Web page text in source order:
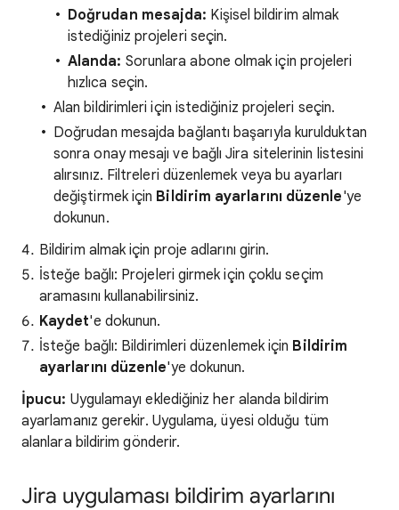
Doğrudan mesajda: Kişisel bildirim almak
istediğiniz projeleri seçin.
Alanda: Sorunlara abone olmak için projeleri
hızlıca seçin.
Alan bildirimleri için istediğiniz projeleri seçin.
Doğrudan mesajda bağlantı başarıyla kurulduktan
sonra onay mesajı ve bağlı Jira sitelerinin listesini
alırsınız. Filtreleri düzenlemek veya bu ayarları
değiştirmek için Bildirim ayarlarını düzenle'ye
dokunun.
Bildirim almak için proje adlarını girin.
İsteğe bağlı: Projeleri girmek için çoklu seçim
aramasını kullanabilirsiniz.
Kaydet'e dokunun.
İsteğe bağlı: Bildirimleri düzenlemek için Bildirim
ayarlarını düzenle'ye dokunun.
İpucu: Uygulamayı eklediğiniz her alanda bildirim
ayarlamanız gerekir. Uygulama, üyesi olduğu tüm
alanlara bildirim gönderir.
Jira uygulaması bildirim ayarlarını